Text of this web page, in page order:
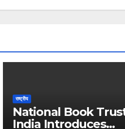
राष्ट्रीय
National Book
India Introduces